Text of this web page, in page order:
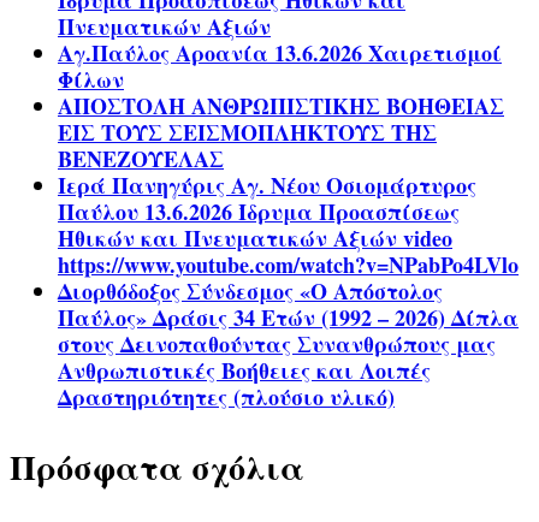
Πνευματικών Αξιών
Αγ.Παύλος Αροανία 13.6.2026 Χαιρετισμοί
Φίλων
ΑΠΟΣΤΟΛΗ ΑΝΘΡΩΠΙΣΤΙΚΗΣ ΒΟΗΘΕΙΑΣ
ΕΙΣ ΤΟΥΣ ΣΕΙΣΜΟΠΛΗΚΤΟΥΣ ΤΗΣ
ΒΕΝΕΖΟΥΕΛΑΣ
Ιερά Πανηγύρις Αγ. Νέου Οσιομάρτυρος
Παύλου 13.6.2026 Ίδρυμα Προασπίσεως
Ηθικών και Πνευματικών Αξιών video
https://www.youtube.com/watch?v=NPabPo4LVlo
Διορθόδοξος Σύνδεσμος «Ο Απόστολος
Παύλος» Δράσις 34 Ετών (1992 – 2026) Δίπλα
στους Δεινοπαθούντας Συνανθρώπους μας
Ανθρωπιστικές Βοήθειες και Λοιπές
Δραστηριότητες (πλούσιο υλικό)
Πρόσφατα σχόλια